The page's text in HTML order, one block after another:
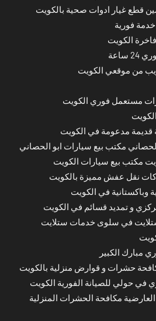
قطع غيار ادوات صحية بالكويت
فورية
الكويت
من موقعي الكويت
مستعمل فوري الكويت
مدعومة في الكويت
مكتب بيع سيارات ابو الحصاني
مكتب بيع سيارات الكويت
نقل عفش مميزة بالكويت
في الكويت
و تمديد قسائم في الكويت
في سلوى خدمات ستلايت
مبارك الكبير
حشرات و قوارض منزلية بالكويت
حولي للصيانة الفورية الكويت
مكافحة الحشرات المنزلية